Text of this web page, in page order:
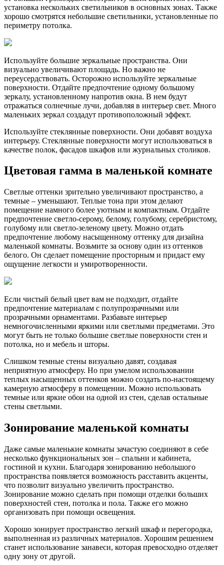
установка нескольких светильников в основных зонах. Также
хорошо смотрятся небольшие светильники, установленные по
периметру потолка.
Используйте большие зеркальные пространства. Они
визуально увеличивают площадь. Но важно не
переусердствовать. Осторожно используйте зеркальные
поверхности. Отдайте предпочтение одному большому
зеркалу, установленному напротив окна. В нем будут
отражаться солнечные лучи, добавляя в интерьер свет. Много
маленьких зеркал создадут противоположный эффект.
Используйте стеклянные поверхности. Они добавят воздуха
интерьеру. Стеклянные поверхности могут использоваться в
качестве полок, фасадов шкафов или журнальных столиков.
Цветовая гамма в маленькой комнате
Светлые оттенки зрительно увеличивают пространство, а
темные – уменьшают. Теплые тона при этом делают
помещение намного более уютным и компактным. Отдайте
предпочтение светло-серому, белому, голубому, серебристому,
голубому или светло-зеленому цвету. Можно отдать
предпочтение любому насыщенному оттенку для дизайна
маленькой комнаты. Возьмите за основу один из оттенков
белого. Он сделает помещение просторным и придаст ему
ощущение легкости и умиротворенности.
Если чистый белый цвет вам не подходит, отдайте
предпочтение материалам с полупрозрачными или
прозрачными орнаментами. Разбавьте интерьер
немногочисленными яркими или светлыми предметами. Это
могут быть не только большие светлые поверхности стен и
потолка, но и мебель и шторы.
Слишком темные стены визуально давят, создавая
неприятную атмосферу. Но при умелом использовании
теплых насыщенных оттенков можно создать по-настоящему
камерную атмосферу в помещении. Можно использовать
темные или яркие обои на одной из стен, сделав остальные
стены светлыми.
Зонирование маленькой комнаты
Даже самые маленькие комнаты зачастую соединяют в себе
несколько функциональных зон – спальни и кабинета,
гостиной и кухни. Благодаря зонированию небольшого
пространства появляется возможность расставить акценты,
что позволит визуально увеличить пространство.
Зонирование можно сделать при помощи отделки больших
поверхностей стен, потолка и пола. Также его можно
организовать при помощи освещения.
Хорошо зонирует пространство легкий шкаф и перегородка,
выполненная из различных материалов. Хорошим решением
станет использование занавеси, которая превосходно отделяет
одну зону от другой.